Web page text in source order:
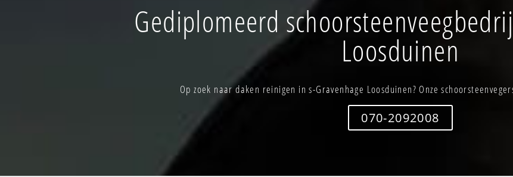
Gediplomeerd
Loosduinen
Op zoek naar daken reinigen in s-Gravenhage Loosduinen? Onze
070-2092008